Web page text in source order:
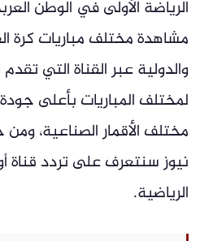
الرياضة الأولى في الوطن
مشاهدة مختلف مباريات كرة
والدولية عبر القناة التي
لمختلف المباريات بأعلى
مختلف الأقمار الصناعية،
نيوز سنتعرف على تردد قناة
الرياضية.